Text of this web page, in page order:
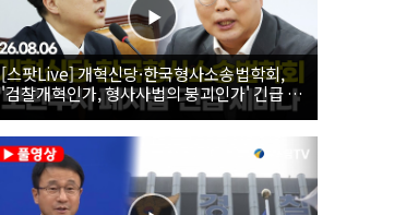
[스팟Live] 개혁신당·한국형사소송법학회,
'검찰개혁인가, 형사사법의 붕괴인가' 긴급 세
미나｜26.08.06